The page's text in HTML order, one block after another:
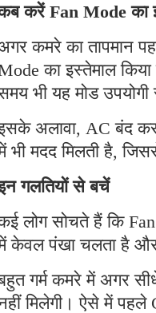
करें Fan Mode का
कमरे का तापमान
का इस्तेमाल
भी यह मोड उपयोगी
अलावा, AC बंद
भी मदद मिलती है,
गलतियों से बचें
लोग सोचते हैं कि
केवल पंखा चलता है और
गर्म कमरे में अगर
मिलेगी। ऐसे में पहले